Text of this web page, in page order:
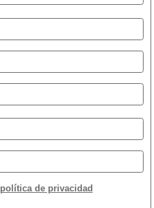
política de privacidad